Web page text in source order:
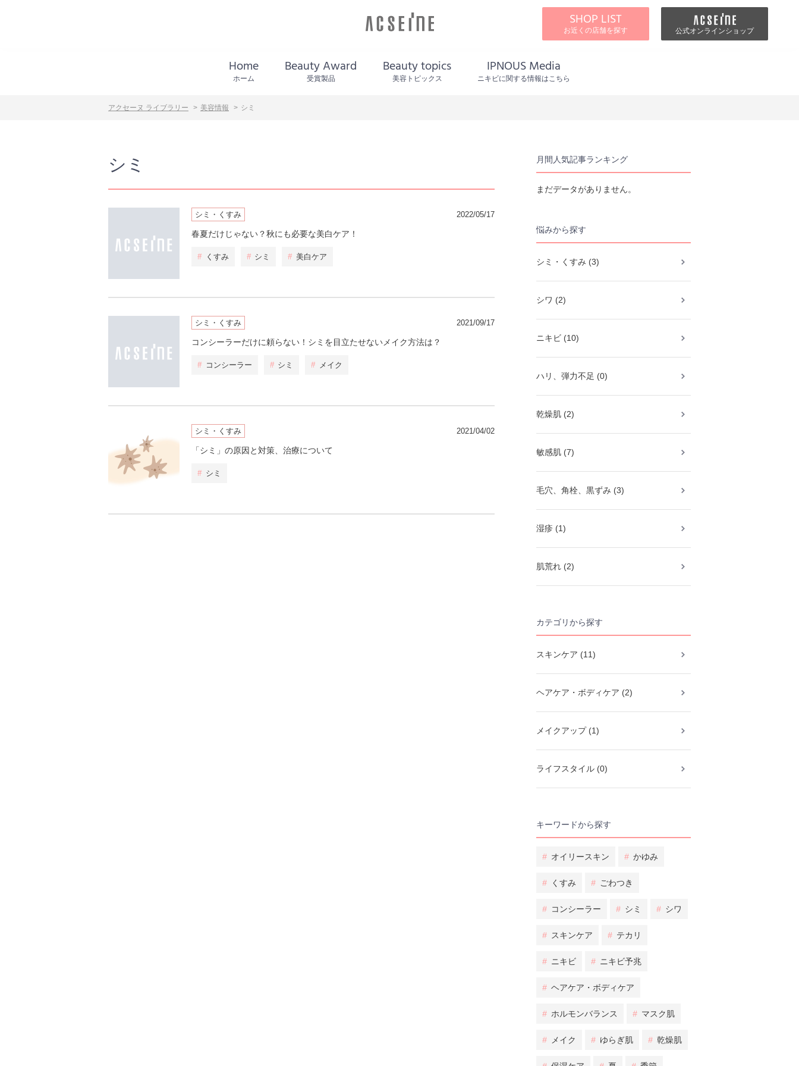
Home
ホーム
Beauty Award
受賞製品
Beauty topics
美容トピックス
IPNOUS Media
ニキビに関する情報はこちら
SHOP LIST
お近くの店舗を探す 公式オンラインショップ
アクセーヌ ライブラリー 美容情報 シミ
シミ
シミ・くすみ 2022/05/17
春夏だけじゃない？秋にも必要な美白ケア！
# くすみ # シミ # 美白ケア
シミ・くすみ 2021/09/17
コンシーラーだけに頼らない！シミを目立たせないメイク方法は？
# コンシーラー # シミ # メイク
シミ・くすみ 2021/04/02
「シミ」の原因と対策、治療について
# シミ
月間人気記事ランキング
まだデータがありません。
悩みから探す
シミ・くすみ (3)
シワ (2)
ニキビ (10)
ハリ、弾力不足 (0)
乾燥肌 (2)
敏感肌 (7)
毛穴、角栓、黒ずみ (3)
湿疹 (1)
肌荒れ (2)
カテゴリから探す
スキンケア (11)
ヘアケア・ボディケア (2)
メイクアップ (1)
ライフスタイル (0)
キーワードから探す
# オイリースキン # かゆみ
# くすみ # ごわつき
# コンシーラー # シミ # シワ
# スキンケア # テカリ
# ニキビ # ニキビ予兆
# ヘアケア・ボディケア
# ホルモンバランス # マスク肌
# メイク # ゆらぎ肌 # 乾燥肌